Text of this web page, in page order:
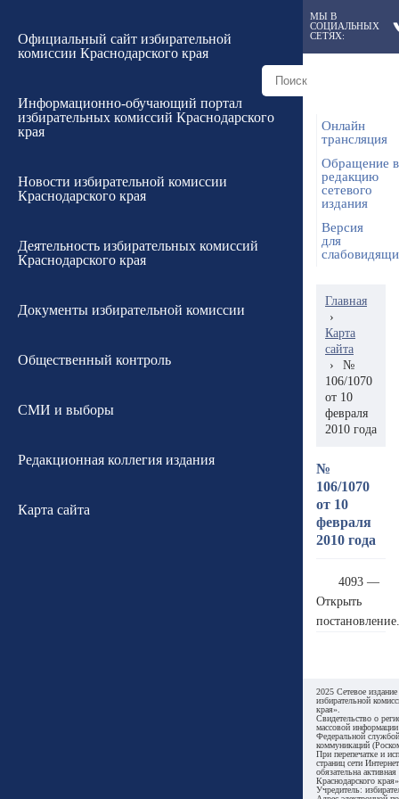
Официальный сайт избирательной
комиссии Краснодарского края
Информационно-обучающий портал
избирательных комиссий Краснодарского
края
Новости избирательной комиссии
Краснодарского края
Деятельность избирательных комиссий
Краснодарского края
Документы избирательной комиссии
Общественный контроль
СМИ и выборы
Редакционная коллегия издания
Карта сайта
МЫ В
СОЦИАЛЬНЫХ
СЕТЯХ:
Онлайн
трансляция
Обращение в
редакцию
сетевого
издания
Версия
для
Главная
›
Карта
сайта
›
№
106/1070
от 10
февраля
2010 года
№
106/1070
от 10
февраля
2010 года
4093 —
Открыть
2025 Сетевое
избирательной
края».
Свидетельство о
массовой
Федеральной
коммуникаций
При перепечатке и
страниц сети Интернет
обязательна
Краснодарского
Учредитель: